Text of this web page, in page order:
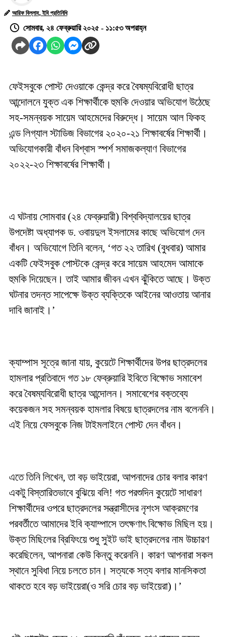
আরিফ বিল্লাহ, ইবি প্রতিনিধি
সোমবার, ২৪ ফেব্রুয়ারি ২০২৫ - ১১:৫৩ অপরাহ্ন
ফেইসবুকে পোস্ট দেওয়াকে কেন্দ্র করে বৈষম্যবিরোধী ছাত্র
আন্দোলনে যুক্ত এক শিক্ষার্থীকে হুমকি দেওয়ার অভিযোগ উঠেছে
সহ-সমন্বয়ক সায়েম আহমেদের বিরুদ্ধে। সায়েম আল ফিকহ
এন্ড লিগ্যাল স্টাডিজ বিভাগের ২০২০-২১ শিক্ষাবর্ষের শিক্ষার্থী।
অভিযোগকারী বাঁধন বিশ্বাস স্পর্শ সমাজকল্যাণ বিভাগের
২০২২-২৩ শিক্ষাবর্ষের শিক্ষার্থী।
এ ঘটনায় সোমবার (২৪ ফেব্রুয়ারী) বিশ্ববিদ্যালয়ের ছাত্র
উপদেষ্টা অধ্যাপক ড. ওবায়দুল ইসলামের কাছে অভিযোগ দেন
বাঁধন। অভিযোগে তিনি বলেন, ‘গত ২২ তারিখ (বুধবার) আমার
একটি ফেইসবুক পোস্টকে কেন্দ্র করে সায়েম আহমেদ আমাকে
হুমকি দিয়েছেন। তাই আমার জীবন এখন ঝুঁকিতে আছে। উক্ত
ঘটনার তদন্ত সাপেক্ষে উক্ত ব্যক্তিকে আইনের আওতায় আনার
দাবি জানাই।’
ক্যাম্পাস সূত্রে জানা যায়, কুয়েটে শিক্ষার্থীদের উপর ছাত্রদলের
হামলার প্রতিবাদে গত ১৮ ফেব্রুয়ারি ইবিতে বিক্ষোভ সমাবেশ
করে বৈষম্যবিরোধী ছাত্র আন্দোলন। সমাবেশের বক্তব্যে
কয়েকজন সহ সমন্বয়ক হামলার বিষয়ে ছাত্রদলের নাম বলেননি।
এই নিয়ে ফেসবুকে নিজ টাইমলাইনে পোস্ট দেন বাঁধন।
এতে তিনি লিখেন, তা বড় ভাইয়েরা, আপনাদের চোর বলার কারণ
একটু বিস্তারিতভাবে বুঝিয়ে বলি! গত পরশুদিন কুয়েটে সাধারণ
শিক্ষার্থীদের ওপরে ছাত্রদলের সন্ত্রাসীদের নৃশংস আক্রমণের
পরবর্তীতে আমাদের ইবি ক্যাম্পাসে তৎক্ষণাৎ বিক্ষোভ মিছিল হয়।
উক্ত মিছিলের ব্রিফিংয়ে শুধু সুইট ভাই ছাত্রদলের নাম উচ্চারণ
করেছিলেন, আপনারা কেউ কিন্তু করেননি। কারণ আপনারা সকল
স্থানে সুবিধা নিয়ে চলতে চান। সত্যকে সত্য বলার মানসিকতা
থাকতে হবে বড় ভাইয়েরা(ও সরি চোর বড় ভাইয়েরা)।’